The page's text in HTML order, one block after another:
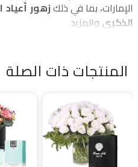
الإمارات، بما في ذلك زهور أعياد
الذكرى والمزيد.
المنتجات ذات الصلة